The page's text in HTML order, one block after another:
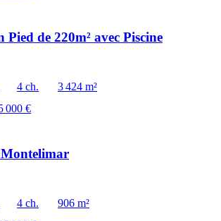
de 220m² avec Piscine
4 ch.
3 424 m²
000 €
Montelimar
4 ch.
906 m²